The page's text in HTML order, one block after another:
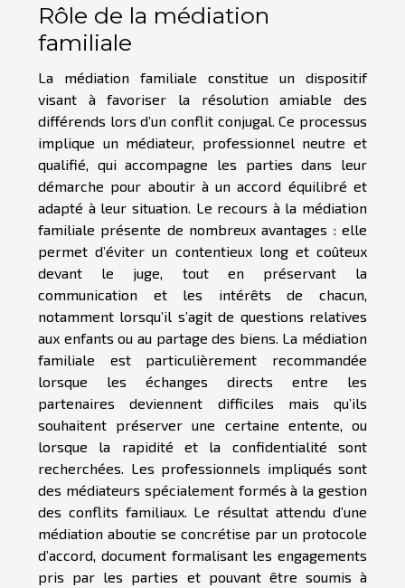
Rôle de la médiation
familiale
La médiation familiale constitue un dispositif
visant à favoriser la résolution amiable des
différends lors d’un conflit conjugal. Ce processus
implique un médiateur, professionnel neutre et
qualifié, qui accompagne les parties dans leur
démarche pour aboutir à un accord équilibré et
adapté à leur situation. Le recours à la médiation
familiale présente de nombreux avantages : elle
permet d’éviter un contentieux long et coûteux
devant le juge, tout en préservant la
communication et les intérêts de chacun,
notamment lorsqu’il s’agit de questions relatives
aux enfants ou au partage des biens. La médiation
familiale est particulièrement recommandée
lorsque les échanges directs entre les
partenaires deviennent difficiles mais qu’ils
souhaitent préserver une certaine entente, ou
lorsque la rapidité et la confidentialité sont
recherchées. Les professionnels impliqués sont
des médiateurs spécialement formés à la gestion
des conflits familiaux. Le résultat attendu d’une
médiation aboutie se concrétise par un protocole
d’accord, document formalisant les engagements
pris par les parties et pouvant être soumis à